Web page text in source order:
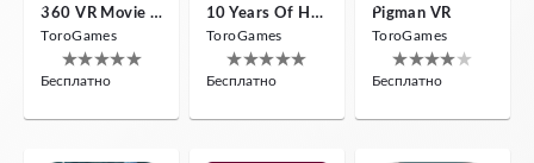
360 VR Movie Experience
ToroGames
Бесплатно
10 Years Of Horror Nights
ToroGames
Бесплатно
Pigman VR
ToroGames
Бесплатно